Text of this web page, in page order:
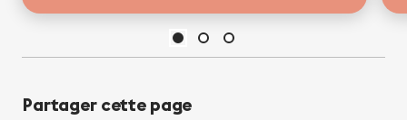
attend. Vivez au rythme...
Partager cette page